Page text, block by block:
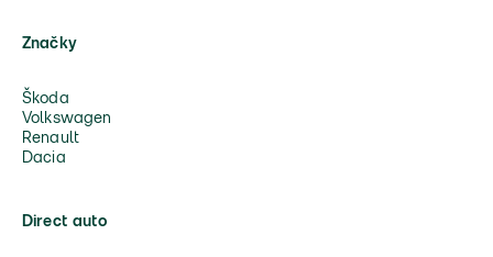
Značky
Škoda
Volkswagen
Renault
Dacia
Direct auto